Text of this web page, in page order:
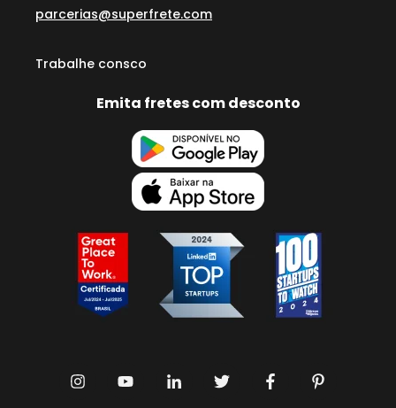
parcerias@superfrete.com
Trabalhe consco
Emita fretes com desconto